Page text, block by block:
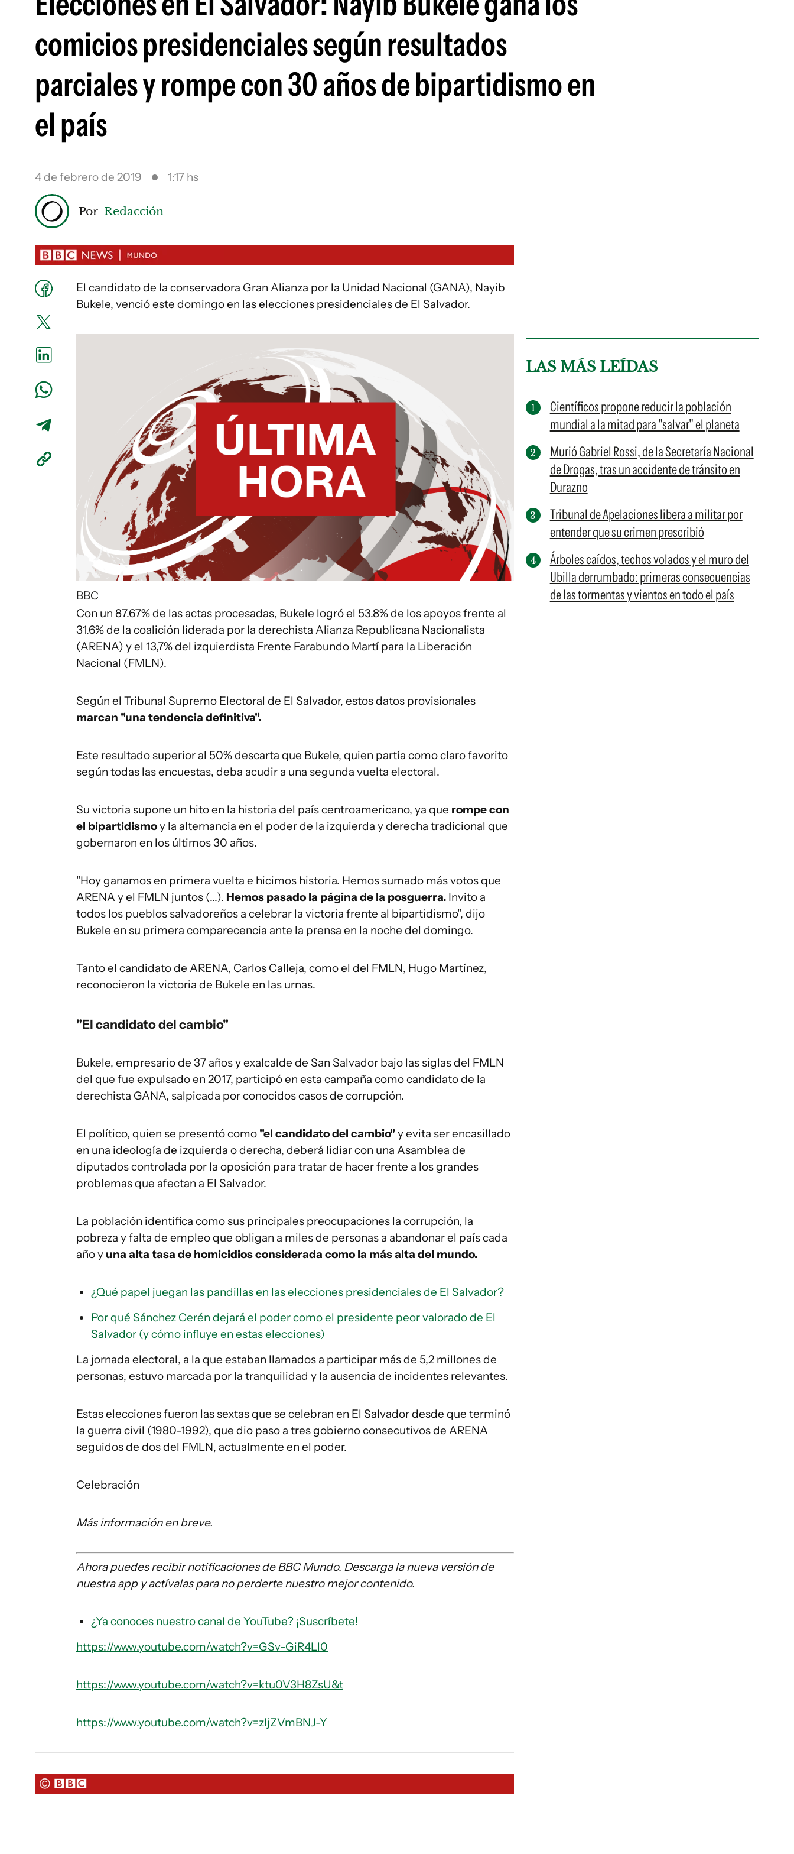
comicios presidenciales según resultados
parciales y rompe con 30 años de bipartidismo en
el país
4 de febrero de 2019 1:17 hs
Por Redacción
El candidato de la conservadora Gran Alianza por la Unidad Nacional (GANA), Nayib
Bukele, venció este domingo en las elecciones presidenciales de El Salvador.
BBC
Con un 87.67% de las actas procesadas, Bukele logró el 53.8% de los apoyos frente al
31.6% de la coalición liderada por la derechista Alianza Republicana Nacionalista
(ARENA) y el 13,7% del izquierdista Frente Farabundo Martí para la Liberación
Nacional (FMLN).
Según el Tribunal Supremo Electoral de El Salvador, estos datos provisionales
marcan "una tendencia definitiva".
Este resultado superior al 50% descarta que Bukele, quien partía como claro favorito
según todas las encuestas, deba acudir a una segunda vuelta electoral.
Su victoria supone un hito en la historia del país centroamericano, ya que rompe con
el bipartidismoy la alternancia en el poder de la izquierda y derecha tradicional que
gobernaron en los últimos 30 años.
"Hoy ganamos en primera vuelta e hicimos historia. Hemos sumado más votos que
ARENA y el FMLN juntos (...). Hemos pasado la página de la posguerra. Invito a
todos los pueblos salvadoreños a celebrar la victoria frente al bipartidismo", dijo
Bukele en su primera comparecencia ante la prensa en la noche del domingo.
Tanto el candidato de ARENA, Carlos Calleja, como el del FMLN, Hugo Martínez,
reconocieron la victoria de Bukele en las urnas.
"El candidato del cambio"
Bukele, empresario de 37 años y exalcalde de San Salvador bajo las siglas del FMLN
del que fue expulsado en 2017, participó en esta campaña como candidato de la
derechista GANA, salpicada por conocidos casos de corrupción.
El político, quien se presentó como "el candidato del cambio"y evita ser encasillado
en una ideología de izquierda o derecha, deberá lidiar con una Asamblea de
diputados controlada por la oposición para tratar de hacer frente a los grandes
problemas que afectan a El Salvador.
La población identifica como sus principales preocupaciones la corrupción, la
pobreza y falta de empleo que obligan a miles de personas a abandonar el país cada
año y una alta tasa de homicidios considerada como la más alta del mundo.
¿Qué papel juegan las pandillas en las elecciones presidenciales de El Salvador?
Por qué Sánchez Cerén dejará el poder como el presidente peor valorado de El
Salvador (y cómo influye en estas elecciones)
La jornada electoral, a la que estaban llamados a participar más de 5,2 millones de
personas, estuvo marcada por la tranquilidad y la ausencia de incidentes relevantes.
Estas elecciones fueron las sextas que se celebran en El Salvador desde que terminó
la guerra civil (1980-1992), que dio paso a tres gobierno consecutivos de ARENA
seguidos de dos del FMLN, actualmente en el poder.
Celebración
Más información en breve.
Ahora puedes recibir notificaciones de BBC Mundo. Descarga la nueva versión de
nuestra app y actívalas para no perderte nuestro mejor contenido.
¿Ya conoces nuestro canal de YouTube? ¡Suscríbete!
https://www.youtube.com/watch?v=GSv-GiR4Ll0
https://www.youtube.com/watch?v=ktu0V3H8ZsU&t
https://www.youtube.com/watch?v=zIjZVmBNJ-Y
LAS MÁS LEÍDAS
Científicos propone reducir la población
mundial a la mitad para "salvar" el planeta
Murió Gabriel Rossi, de la Secretaría Nacional
de Drogas, tras un accidente de tránsito en
Durazno
Tribunal de Apelaciones libera a militar por
entender que su crimen prescribió
Árboles caídos, techos volados y el muro del
Ubilla derrumbado: primeras consecuencias
de las tormentas y vientos en todo el país